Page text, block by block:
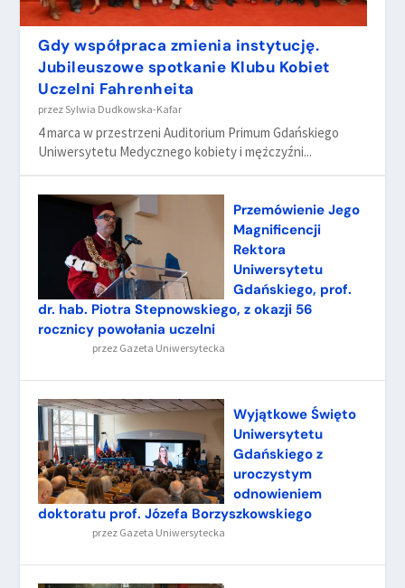
Gdy współpraca zmienia instytucję.
Jubileuszowe spotkanie Klubu Kobiet
Uczelni Fahrenheita
przez Sylwia Dudkowska-Kafar
4 marca w przestrzeni Auditorium Primum Gdańskiego
Uniwersytetu Medycznego kobiety i mężczyźni...
Przemówienie Jego
Magnificencji
Rektora
Uniwersytetu
Gdańskiego, prof.
dr. hab. Piotra Stepnowskiego, z okazji 56
rocznicy powołania uczelni
przez Gazeta Uniwersytecka
Wyjątkowe Święto
Uniwersytetu
Gdańskiego z
uroczystym
odnowieniem
doktoratu prof. Józefa Borzyszkowskiego
przez Gazeta Uniwersytecka